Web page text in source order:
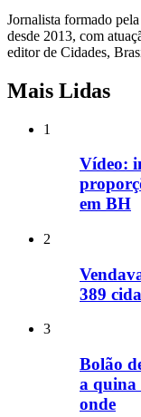
Jornalista formado
desde 2013, com
editor de Cidades,
Mais Lidas
1
Vídeo:
em BH
2
389
3
Bolão
a quina
onde